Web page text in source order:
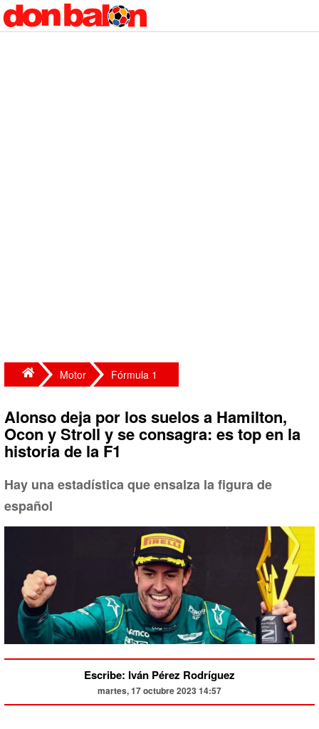
Motor Fórmula 1
Alonso deja por los suelos a Hamilton,
Ocon y Stroll y se consagra: es top en la
historia de la F1
Hay una estadística que ensalza la figura de
español
Escribe: Iván Pérez Rodríguez
martes, 17 octubre 2023 14:57